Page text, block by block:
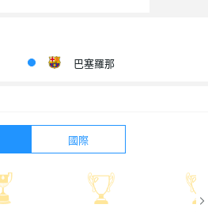
巴塞羅那
國際